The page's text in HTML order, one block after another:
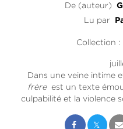
De (auteur)
Lu par
Collection :
Dans une veine intime
frèreest un texte
culpabilité et la violence